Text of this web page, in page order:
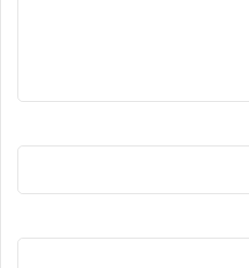
همه فن حریف شده‌اید!